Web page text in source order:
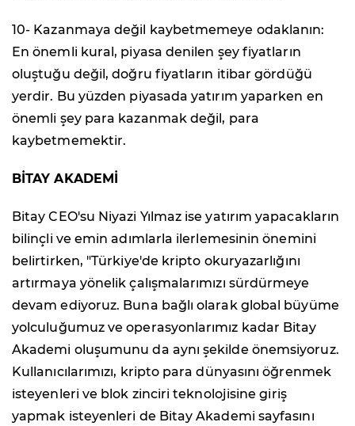
10- Kazanmaya değil kaybetmemeye odaklanın:
En önemli kural, piyasa denilen şey fiyatların
oluştuğu değil, doğru fiyatların itibar gördüğü
yerdir. Bu yüzden piyasada yatırım yaparken en
önemli şey para kazanmak değil, para
kaybetmemektir.
BİTAY AKADEMİ
Bitay CEO'su Niyazi Yılmaz ise yatırım yapacakların
bilinçli ve emin adımlarla ilerlemesinin önemini
belirtirken, "Türkiye'de kripto okuryazarlığını
artırmaya yönelik çalışmalarımızı sürdürmeye
devam ediyoruz. Buna bağlı olarak global büyüme
yolculuğumuz ve operasyonlarımız kadar Bitay
Akademi oluşumunu da aynı şekilde önemsiyoruz.
Kullanıcılarımızı, kripto para dünyasını öğrenmek
isteyenleri ve blok zinciri teknolojisine giriş
yapmak isteyenleri de Bitay Akademi sayfasını